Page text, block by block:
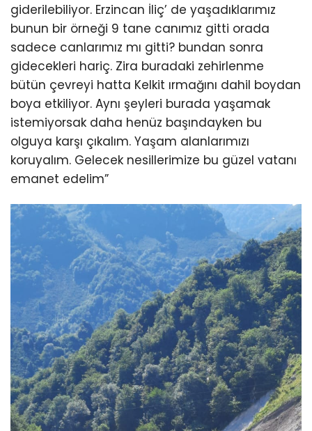
giderilebiliyor. Erzincan İliç’ de yaşadıklarımız
bunun bir örneği 9 tane canımız gitti orada
sadece canlarımız mı gitti? bundan sonra
gidecekleri hariç. Zira buradaki zehirlenme
bütün çevreyi hatta Kelkit ırmağını dahil boydan
boya etkiliyor. Aynı şeyleri burada yaşamak
istemiyorsak daha henüz başındayken bu
olguya karşı çıkalım. Yaşam alanlarımızı
koruyalım. Gelecek nesillerimize bu güzel vatanı
emanet edelim”